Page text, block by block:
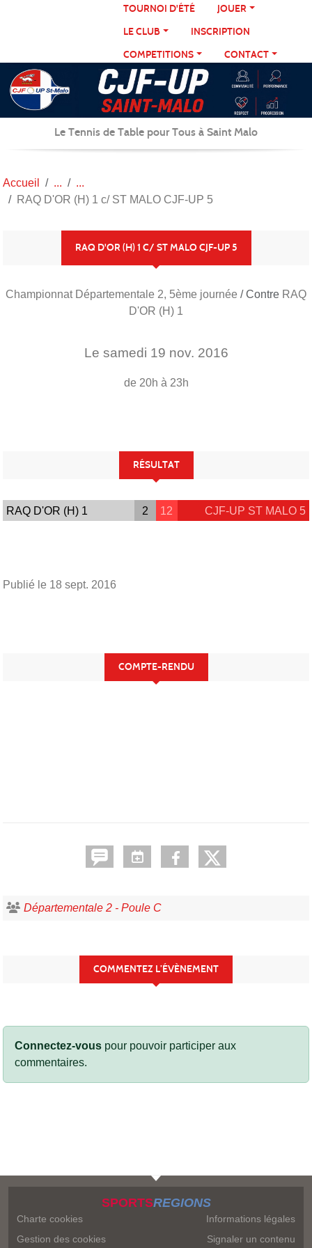
TOURNOI D'ÉTÉ
JOUER
LE CLUB
INSCRIPTION
COMPETITIONS
CONTACT
Le Tennis de Table pour Tous à Saint Malo
Accueil
RAQ D'OR (H) 1 c/ ST MALO CJF-UP 5
RAQ D'OR (H) 1 C/ ST MALO CJF-UP 5
Championnat Départementale 2, 5ème journée / Contre RAQ
D'OR (H) 1
Le samedi 19 nov. 2016
de 20h à 23h
RÉSULTAT
RAQ D'OR (H) 1 2 12 CJF-UP ST MALO 5
Publié le 18 sept. 2016
COMPTE-RENDU
Départementale 2 - Poule C
COMMENTEZ L’ÉVÈNEMENT
Connectez-vous pour pouvoir participer aux
commentaires.
SPORTSREGIONS
Charte cookies
Gestion des cookies
Informations légales
Signaler un contenu
Panneau de gestion des cookies